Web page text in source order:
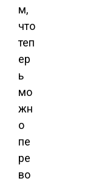
м,
что
теп
ер
ь
мо
жн
о
пе
ре
во